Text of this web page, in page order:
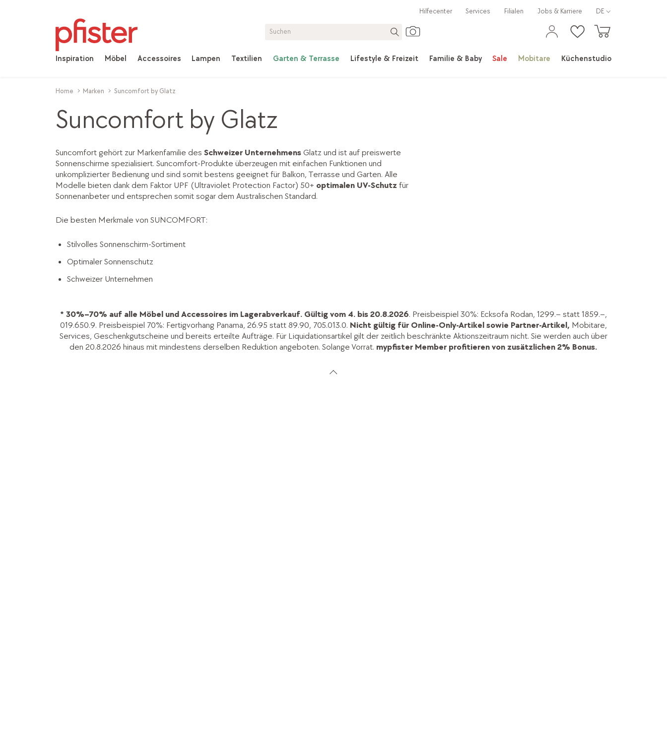
Inspiration Möbel Accessoires Lampen Textilien Garten & Terrasse Lifestyle & Freizeit Familie & Baby Sale Mobitare Küchenstudio
Hilfecenter Services Filialen Jobs & Karriere DE
Home Marken Suncomfort by Glatz
Suncomfort by Glatz
Suncomfort gehört zur Markenfamilie des Schweizer UnternehmensGlatz und ist auf preiswerte
Sonnenschirme spezialisiert. Suncomfort-Produkte überzeugen mit einfachen Funktionen und
unkomplizierter Bedienung und sind somit bestens geeignet für Balkon, Terrasse und Garten. Alle
Modelle bieten dank dem Faktor UPF (Ultraviolet Protection Factor) 50+ optimalen UV-Schutz für
Sonnenanbeter und entsprechen somit sogar dem Australischen Standard.
Die besten Merkmale von SUNCOMFORT:
Stilvolles Sonnenschirm-Sortiment
Optimaler Sonnenschutz
Schweizer Unternehmen
* 30%–70% auf alle Möbel und Accessoires im Lagerabverkauf. Gültig vom 4. bis 20.8.2026. Preisbeispiel 30%: Ecksofa Rodan, 1299.– statt 1859.–,
019.650.9. Preisbeispiel 70%: Fertigvorhang Panama, 26.95 statt 89.90, 705.013.0. Nicht gültig für Online-Only-Artikel sowie Partner-Artikel, Mobitare,
Services, Geschenkgutscheine und bereits erteilte Aufträge. Für Liquidationsartikel gilt der zeitlich beschränkte Aktionszeitraum nicht. Sie werden auch über
den 20.8.2026 hinaus mit mindestens derselben Reduktion angeboten. Solange Vorrat. mypfister Member profitieren von zusätzlichen 2% Bonus.